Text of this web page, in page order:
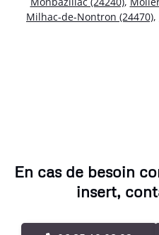
Milhac-de-Nontron (24470),
En cas de besoin
insert,